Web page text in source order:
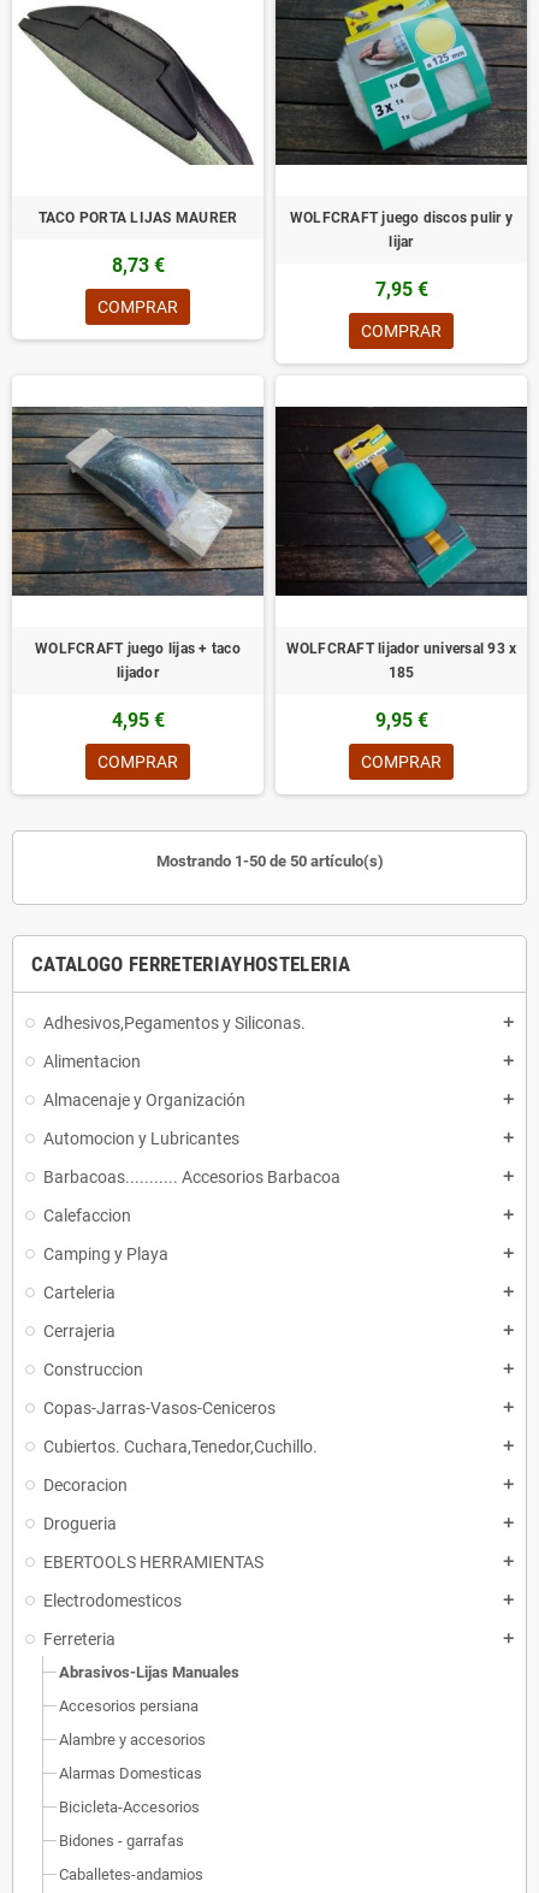
CATALOGO FERRETERIAYHOSTELERIA
Adhesivos,Pegamentos y Siliconas. add
Alimentacion add
Almacenaje y Organización add
Automocion y Lubricantes add
Barbacoas........... Accesorios Barbacoa add
Calefaccion add
Camping y Playa add
Carteleria add
Cerrajeria add
Construccion add
Copas-Jarras-Vasos-Ceniceros add
Cubiertos. Cuchara,Tenedor,Cuchillo. add
Decoracion add
Drogueria add
EBERTOOLS HERRAMIENTAS add
Electrodomesticos add
Ferreteria add
Abrasivos-Lijas Manuales
Accesorios persiana
Alambre y accesorios
Alarmas Domesticas
Bicicleta-Accesorios
Bidones - garrafas
Caballetes-andamios
TACO PORTA LIJAS MAURER
8,73 €
COMPRAR
WOLFCRAFT juego discos pulir y
lijar
7,95 €
COMPRAR
WOLFCRAFT juego lijas + taco
lijador
4,95 €
COMPRAR
WOLFCRAFT lijador universal 93 x
185
9,95 €
COMPRAR
Mostrando 1-50 de 50 artículo(s)